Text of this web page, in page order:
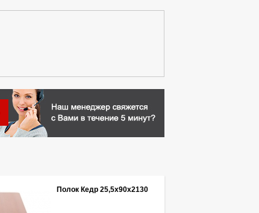
Полок Кедр 25,5х90х2130